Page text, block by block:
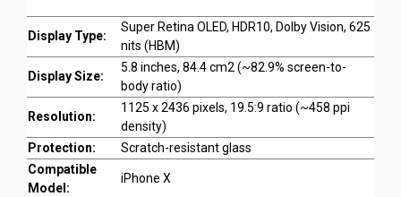
Display Type:
Super Retina OLED, HDR10, Dolby Vision, 625
nits (HBM)
Display Size:
5.8 inches, 84.4 cm2 (~82.9% screen-to-
body ratio)
Resolution:
1125 x 2436 pixels, 19.5:9 ratio (~458 ppi
density)
Protection:
Scratch-resistant glass
Compatible
Model:
iPhone X